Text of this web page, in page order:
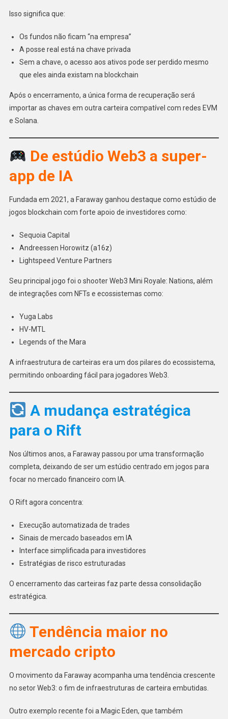
Isso significa que:
Os fundos não ficam “na empresa”
A posse real está na chave privada
Sem a chave, o acesso aos ativos pode ser perdido mesmo
que eles ainda existam na blockchain
Após o encerramento, a única forma de recuperação será
importar as chaves em outra carteira compatível com redes EVM
e Solana.
De estúdio Web3 a super-
app de IA
Fundada em 2021, a Faraway ganhou destaque como estúdio de
jogos blockchain com forte apoio de investidores como:
Sequoia Capital
Andreessen Horowitz (a16z)
Lightspeed Venture Partners
Seu principal jogo foi o shooter Web3 Mini Royale: Nations, além
de integrações com NFTs e ecossistemas como:
Yuga Labs
HV-MTL
Legends of the Mara
A infraestrutura de carteiras era um dos pilares do ecossistema,
permitindo onboarding fácil para jogadores Web3.
A mudança estratégica
para o Rift
Nos últimos anos, a Faraway passou por uma transformação
completa, deixando de ser um estúdio centrado em jogos para
focar no mercado financeiro com IA.
O Rift agora concentra:
Execução automatizada de trades
Sinais de mercado baseados em IA
Interface simplificada para investidores
Estratégias de risco estruturadas
O encerramento das carteiras faz parte dessa consolidação
estratégica.
Tendência maior no
mercado cripto
O movimento da Faraway acompanha uma tendência crescente
no setor Web3: o fim de infraestruturas de carteira embutidas.
Outro exemplo recente foi a Magic Eden, que também